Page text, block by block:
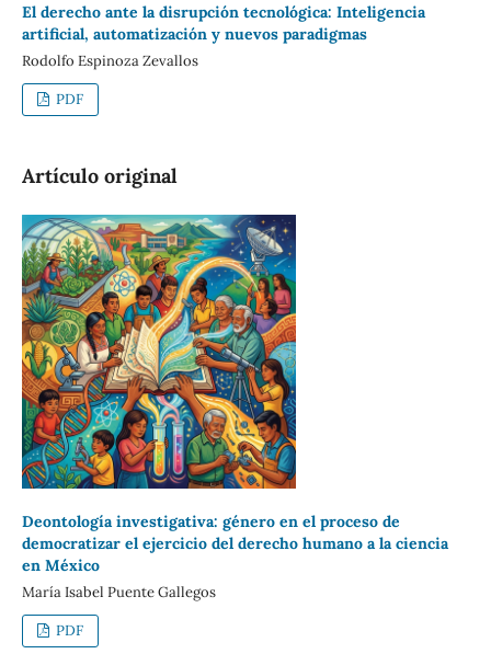
El derecho ante la disrupción tecnológica: Inteligencia
artificial, automatización y nuevos paradigmas
Rodolfo Espinoza Zevallos
PDF
Artículo original
Deontología investigativa: género en el proceso de
democratizar el ejercicio del derecho humano a la ciencia
en México
María Isabel Puente Gallegos
PDF